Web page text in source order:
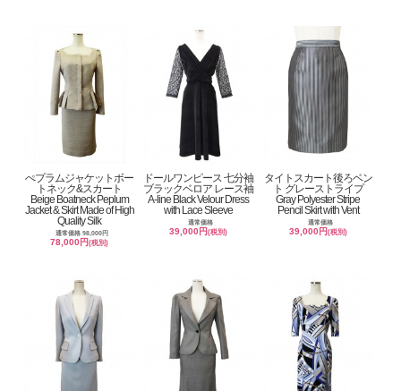
ぺプラムジャケットボー
トネック&スカート
Beige Boatneck Peplum
Jacket & Skirt Made of High
Quality Silk
通常価格 98,000円
78,000円(税別)
ドールワンピース 七分袖
ブラックベロア レース袖
A-line Black Velour Dress
with Lace Sleeve
通常価格
39,000円(税別)
タイトスカート後ろベン
ト グレーストライプ
Gray Polyester Stripe
Pencil Skirt with Vent
通常価格
39,000円 (税別)